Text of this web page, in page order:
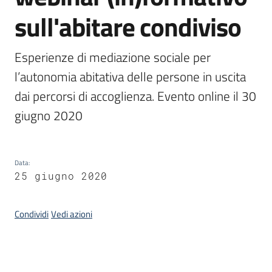
Servizi
Leggi
Atti
Bandi
Piani
Programmi
Seguici
sull'abitare condiviso
Esperienze di mediazione sociale per
l’autonomia abitativa delle persone in uscita
dai percorsi di accoglienza. Evento online il 30
giugno 2020
Data:
25 giugno 2020
CondividiVedi azioni